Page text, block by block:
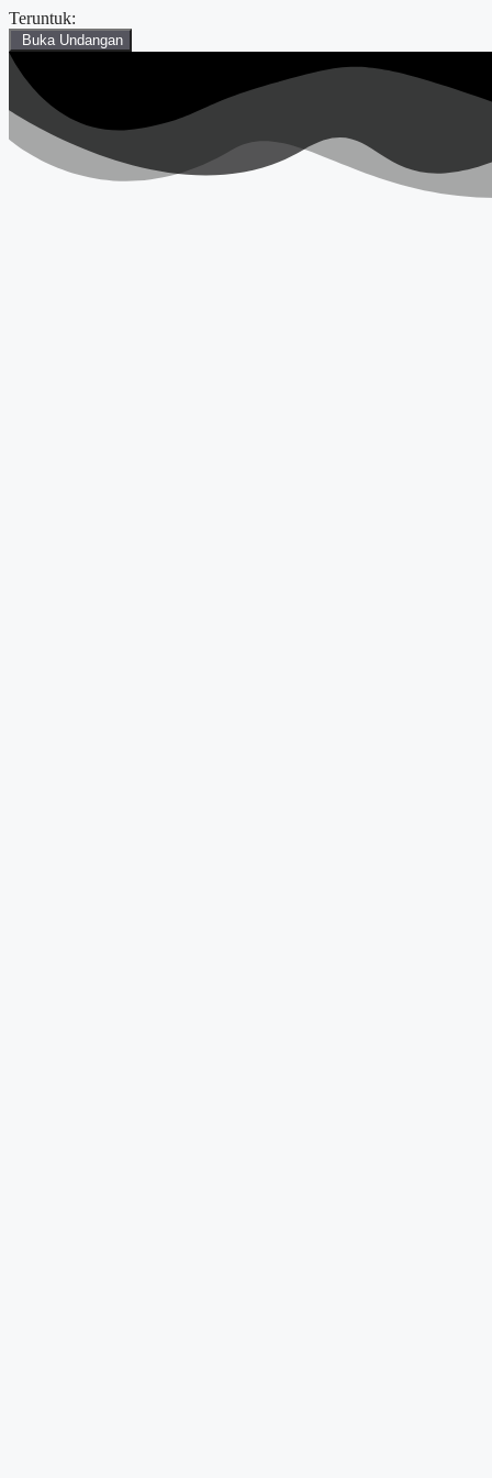
Teruntuk:
Buka Undangan